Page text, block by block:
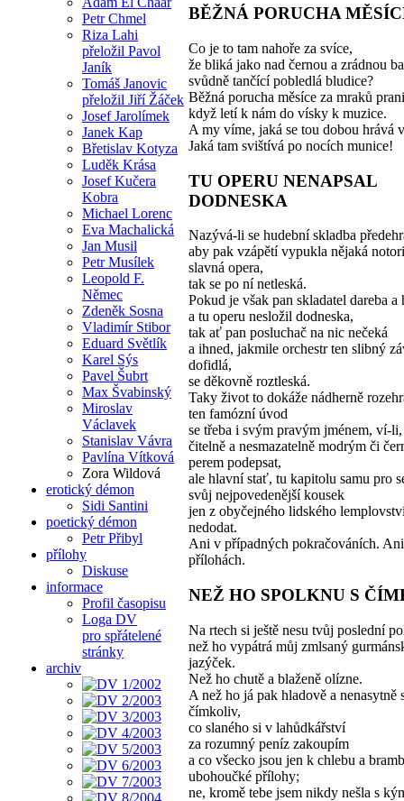
Petr Chmel
Riza Lahi
přeložil Pavol
Janík
Tomáš Janovic
přeložil Jiří Žáček
Josef Jarolímek
Janek Kap
Břetislav Kotyza
Luděk Krása
Josef Kučera
Kobra
Michael Lorenc
Eva Machalická
Jan Musil
Petr Musílek
Leopold F.
Němec
Zdeněk Sosna
Vladimír Stibor
Eduard Světlík
Karel Sýs
Pavel Šubrt
Max Švabinský
Miroslav
Václavek
Stanislav Vávra
Pavlína Vítková
Zora Wildová
erotický démon
Sidi Santini
poetický démon
Petr Přibyl
přílohy
Diskuse
informace
Profil časopisu
Loga DV
pro spřátelené
stránky
archiv
BĚŽNÁ PORUCHA
Co je to tam nahoře za svíce,
že bliká jako nad černou a zrádnou
svůdně tančící pobledlá bludice?
Běžná porucha měsíce za mraků
když letí k nám do vísky k muzice.
A my víme, jaká se tou dobou hrává
Jaká tam svištívá po nocích munice!
TU OPERU NENAPSAL
DODNESKA
Nazývá-li se hudební skladba
aby pak vzápětí vypukla nějaká
slavná opera,
tak se po ní netleská.
Pokud je však pan skladatel dareba a
a tu operu nesložil dodneska,
tak ať pan posluchač na nic nečeká
a ihned, jakmile orchestr ten slibný
dofidlá,
se děkovně roztleská.
Taky život to dokáže nádherně
ten famózní úvod
se třeba i svým pravým jménem, ví-
čitelně a nesmazatelně modrým či
perem podepsat,
ale hlavní stať, tu kapitolu samu pro
svůj nejpovedenější kousek
jen z obyčejného lidského
nedodat.
Ani v případných pokračováních.
přílohách.
NEŽ HO SPOLKNU S
Na rtech si ještě nesu tvůj poslední
než ho vypátrá můj zmlsaný
jazýček.
Než ho chutě a blaženě olízne.
A než ho já pak hladově a nenasytně
čímkoliv,
co slaného si v lahůdkářství
za rozumný peníz zakoupím
a co všecko jsou jen k chlebu a
ubohoučké přílohy;
ne, kromě tebe jsem nikdy nešla s